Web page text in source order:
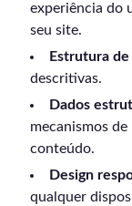
experiência do
seu site.
Estrutura de
descritivas.
Dados
mecanismos
conteúdo.
Design
qualquer